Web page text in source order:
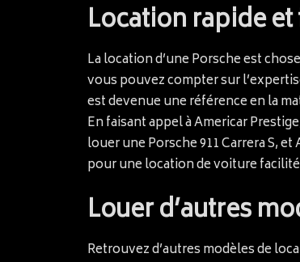
Location rapide et
La location d’une Porsche est
vous pouvez compter sur
est devenue une référence en la
En faisant appel à Americar
louer une Porsche 911 Carrera S,
pour une location de voiture
Louer d’autres
Retrouvez d’autres modèles de